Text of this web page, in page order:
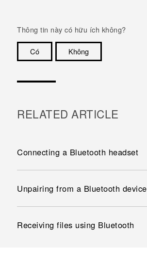
Thông tin này có hữu ích không?
Có
Không
RELATED ARTICLE
Connecting a Bluetooth headset
Unpairing from a Bluetooth device
Receiving files using Bluetooth